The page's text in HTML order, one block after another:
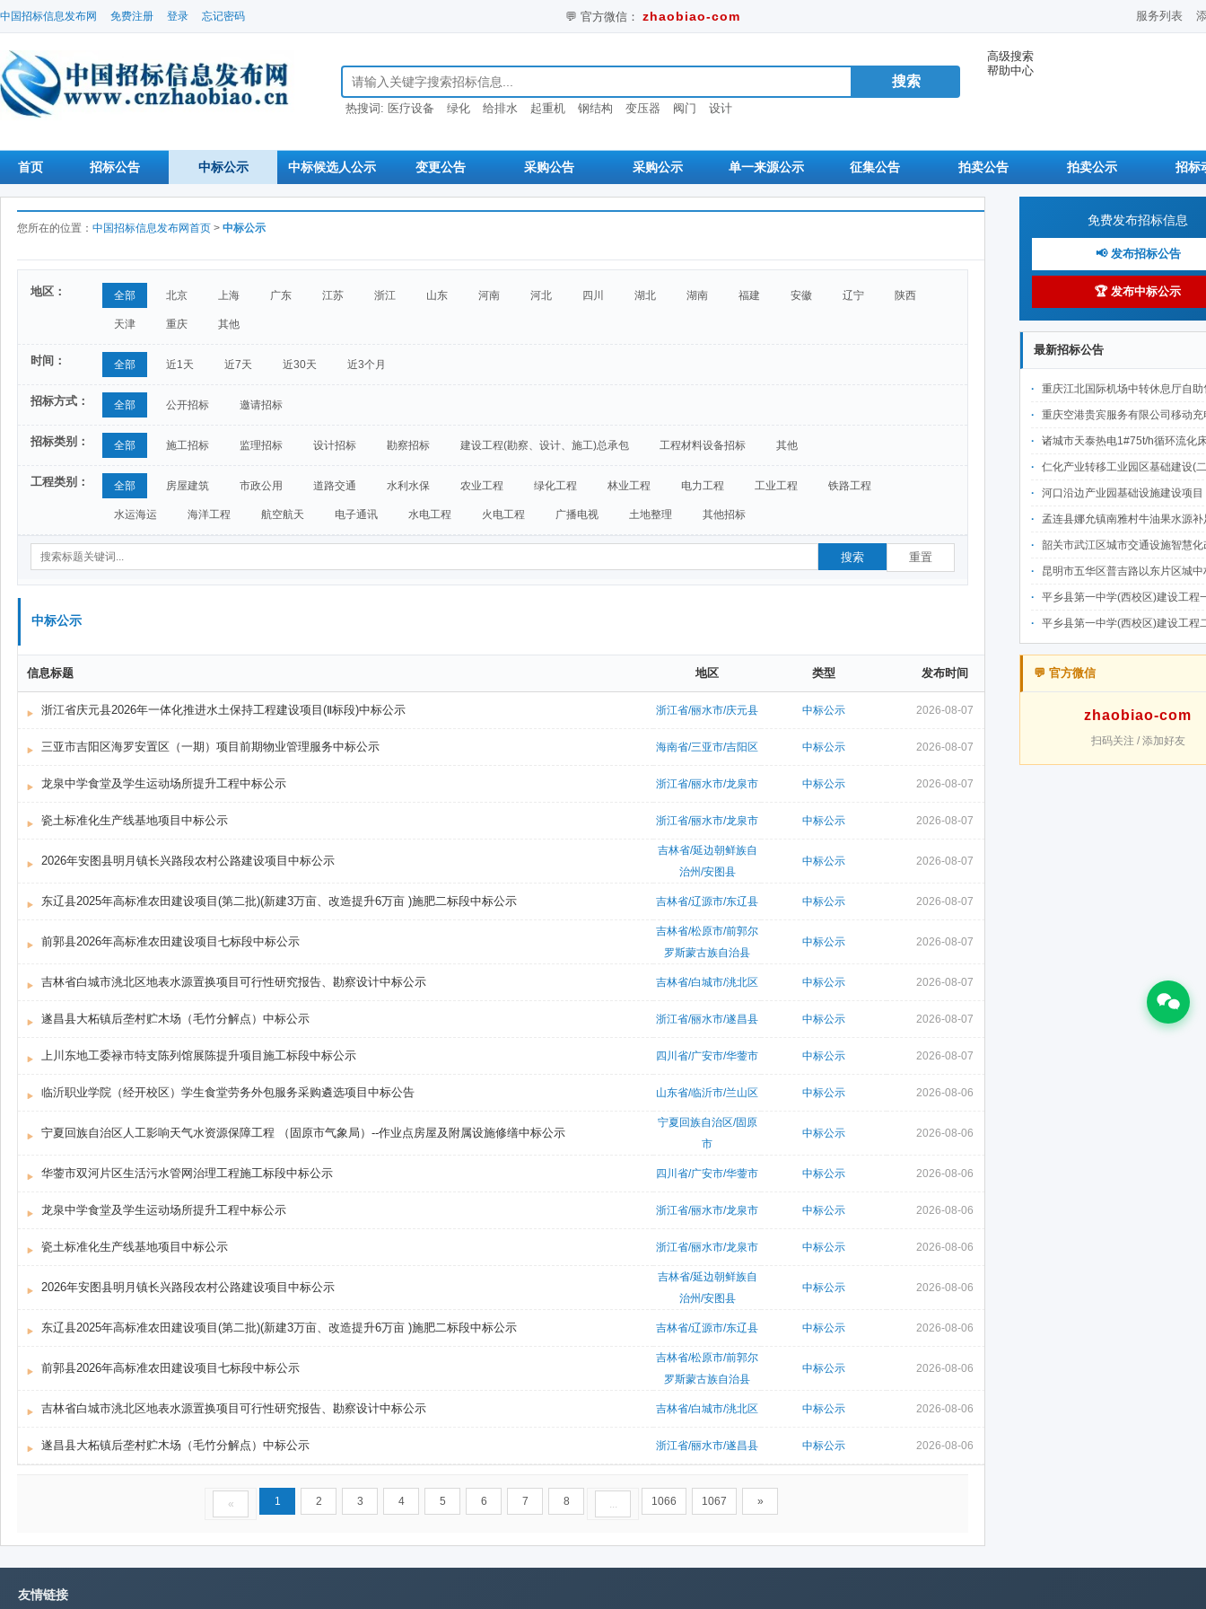
中国招标信息发布网 免费注册 登录 忘记密码 💬 官方微信： zhaobiao-com 服务列表
搜索招标信息
热搜词: 医疗设备 绿化 给排水 起重机 钢结构 变压器 阀门 设计
高级搜索
帮助中心
首页 招标公告 中标公示 中标候选人公示 变更公告 采购公告 采购公示 单一来源公示 征集公告 拍卖公告 拍卖公示 招标
您所在的位置： 中国招标信息发布网首页 > 中标公示
地区： 全部 北京 上海 广东 江苏 浙江 山东 河南 河北 四川 湖北 湖南 福建 安徽 辽宁 陕西
天津 重庆 其他
时间： 全部 近1天 近7天 近30天 近3个月
招标方式： 全部 公开招标 邀请招标
招标类别： 全部 施工招标 监理招标 设计招标 勘察招标 建设工程(勘察、设计、施工)总承包 工程材料设备招标 其他
工程类别： 全部 房屋建筑 市政公用 道路交通 水利水保 农业工程 绿化工程 林业工程 电力工程 工业工程 铁路工程
水运海运 海洋工程 航空航天 电子通讯 水电工程 火电工程 广播电视 土地整理 其他招标
搜索 重置
中标公示
信息标题 地区 类型 发布时间
浙江省庆元县2026年一体化推进水土保持工程建设项目(Ⅱ标段)中标公示 浙江省/丽水市/庆元县 中标公示 2026-08-07
三亚市吉阳区海罗安置区（一期）项目前期物业管理服务中标公示 海南省/三亚市/吉阳区 中标公示 2026-08-07
龙泉中学食堂及学生运动场所提升工程中标公示 浙江省/丽水市/龙泉市 中标公示 2026-08-07
瓷土标准化生产线基地项目中标公示 浙江省/丽水市/龙泉市 中标公示 2026-08-07
2026年安图县明月镇长兴路段农村公路建设项目中标公示
吉林省/延边朝鲜族自
治州/安图县
中标公示 2026-08-07
东辽县2025年高标准农田建设项目(第二批)(新建3万亩、改造提升6万亩 )施肥二标段中标公示 吉林省/辽源市/东辽县 中标公示 2026-08-07
前郭县2026年高标准农田建设项目七标段中标公示
吉林省/松原市/前郭尔
罗斯蒙古族自治县
中标公示 2026-08-07
吉林省白城市洮北区地表水源置换项目可行性研究报告、勘察设计中标公示 吉林省/白城市/洮北区 中标公示 2026-08-07
遂昌县大柘镇后垄村贮木场（毛竹分解点）中标公示 浙江省/丽水市/遂昌县 中标公示 2026-08-07
上川东地工委禄市特支陈列馆展陈提升项目施工标段中标公示 四川省/广安市/华蓥市 中标公示 2026-08-07
临沂职业学院（经开校区）学生食堂劳务外包服务采购遴选项目中标公告 山东省/临沂市/兰山区 中标公示 2026-08-06
宁夏回族自治区人工影响天气水资源保障工程 （固原市气象局）--作业点房屋及附属设施修缮中标公示
宁夏回族自治区/固原
市
中标公示 2026-08-06
华蓥市双河片区生活污水管网治理工程施工标段中标公示 四川省/广安市/华蓥市 中标公示 2026-08-06
龙泉中学食堂及学生运动场所提升工程中标公示 浙江省/丽水市/龙泉市 中标公示 2026-08-06
瓷土标准化生产线基地项目中标公示 浙江省/丽水市/龙泉市 中标公示 2026-08-06
2026年安图县明月镇长兴路段农村公路建设项目中标公示
吉林省/延边朝鲜族自
治州/安图县
中标公示 2026-08-06
东辽县2025年高标准农田建设项目(第二批)(新建3万亩、改造提升6万亩 )施肥二标段中标公示 吉林省/辽源市/东辽县 中标公示 2026-08-06
前郭县2026年高标准农田建设项目七标段中标公示
吉林省/松原市/前郭尔
罗斯蒙古族自治县
中标公示 2026-08-06
吉林省白城市洮北区地表水源置换项目可行性研究报告、勘察设计中标公示 吉林省/白城市/洮北区 中标公示 2026-08-06
遂昌县大柘镇后垄村贮木场（毛竹分解点）中标公示 浙江省/丽水市/遂昌县 中标公示 2026-08-06
« 1 2 3 4 5 6 7 8 ... 1066 1067 »
免费发布招标信息
📢 发布招标公告
🏆 发布中标公示
最新招标公告
重庆江北国际机场中转休息厅自助售卖机点位公开招
重庆空港贵宾服务有限公司移动充电宝点位资源公开
诸城市天泰热电1#75t/h循环流化床锅炉及配套设施升级改造项目（设计施工一体
仁化产业转移工业园区基础建设(二期)一韶关仁化产业园区工业二路道路及桥梁(西侧扩园段)建设
河口沿边产业园基础设施建设项目（二期）设计施工总承包（EPC）(三次
孟连县娜允镇南雅村牛油果水源补足提质增效建设项目
韶关市武江区城市交通设施智慧化改造提升项目-基础建设工程（一期）A标段施
昆明市五华区普吉路以东片区城中村改造项目（一期）A7、A-4-2地块安置房项目供配电设计施工一体化
平乡县第一中学(西校区)建设工程一标段施工
平乡县第一中学(西校区)建设工程二标段施工
💬 官方微信
zhaobiao-com
扫码关注 / 添加好友
友情链接